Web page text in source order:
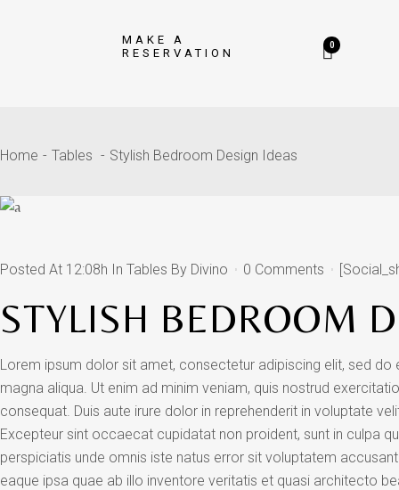
0
MAKE A
RESERVATION
Home Tables Stylish Bedroom Design Ideas
STYLISH BEDROOM
Posted At 12:08h In Tables By Divino 0 Comments
Lorem ipsum dolor sit amet, consectetur adipiscing elit, sed
magna aliqua. Ut enim ad minim veniam, quis nostrud
consequat. Duis aute irure dolor in reprehenderit in voluptate
Excepteur sint occaecat cupidatat non proident, sunt in culpa
perspiciatis unde omnis iste natus error sit voluptatem
eaque ipsa quae ab illo inventore veritatis et quasi architecto